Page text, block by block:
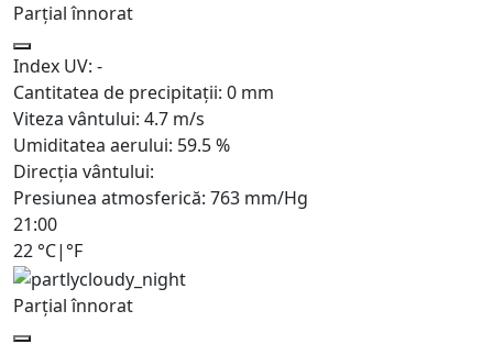
Parțial înnorat
Index UV: -
Cantitatea de precipitații: 0 mm
Viteza vântului: 4.7 m/s
Umiditatea aerului: 59.5%
Direcția vântului:
Presiunea atmosferică: 763 mm/Hg
21:00
22 °C| °F
Parțial înnorat